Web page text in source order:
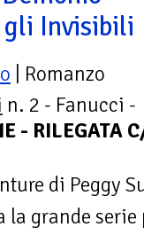
gli Invisibili
| Romanzo
n. 2 - Fanucci -
- RILEGATA
di Peggy
grande serie